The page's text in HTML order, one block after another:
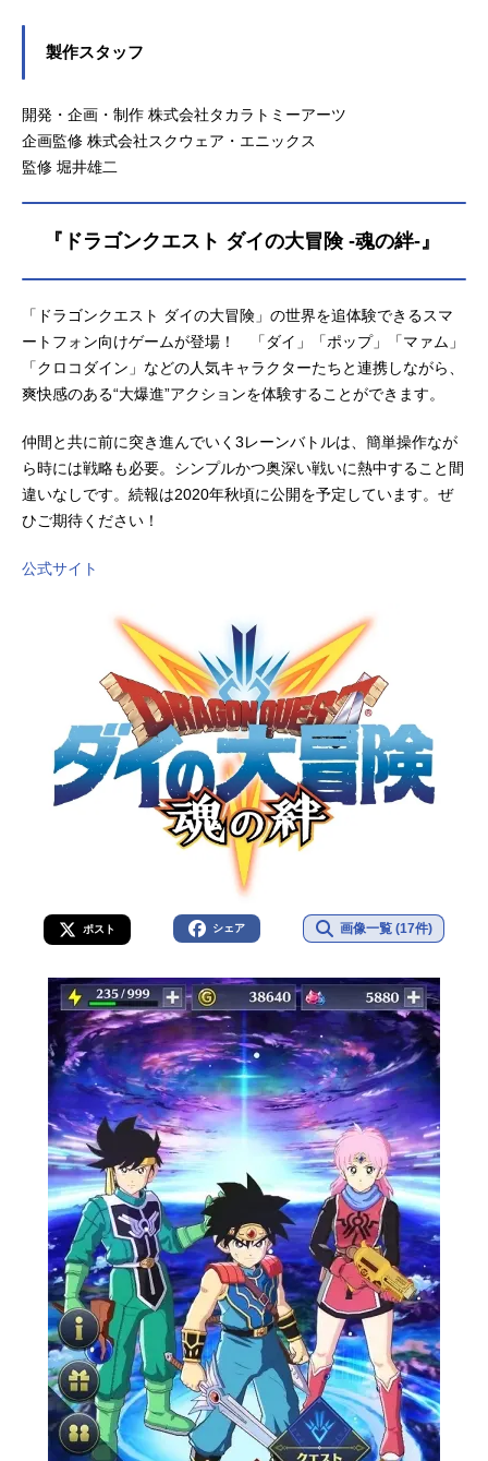
製作スタッフ
開発・企画・制作 株式会社タカラトミーアーツ
企画監修 株式会社スクウェア・エニックス
監修 堀井雄二
『ドラゴンクエスト ダイの大冒険 -魂の絆-』
「ドラゴンクエスト ダイの大冒険」の世界を追体験できるスマ
ートフォン向けゲームが登場！ 「ダイ」「ポップ」「マァム」
「クロコダイン」などの人気キャラクターたちと連携しながら、
爽快感のある“大爆進”アクションを体験することができます。
仲間と共に前に突き進んでいく3レーンバトルは、簡単操作なが
ら時には戦略も必要。シンプルかつ奥深い戦いに熱中すること間
違いなしです。続報は2020年秋頃に公開を予定しています。ぜ
ひご期待ください！
公式サイト
ポスト シェア 画像一覧 (17件)